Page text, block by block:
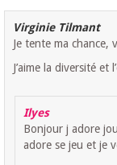
Virginie Tilmant
Je tente ma chance,
J’aime la diversité et
Ilyes
Bonjour j adore
adore se jeu et je